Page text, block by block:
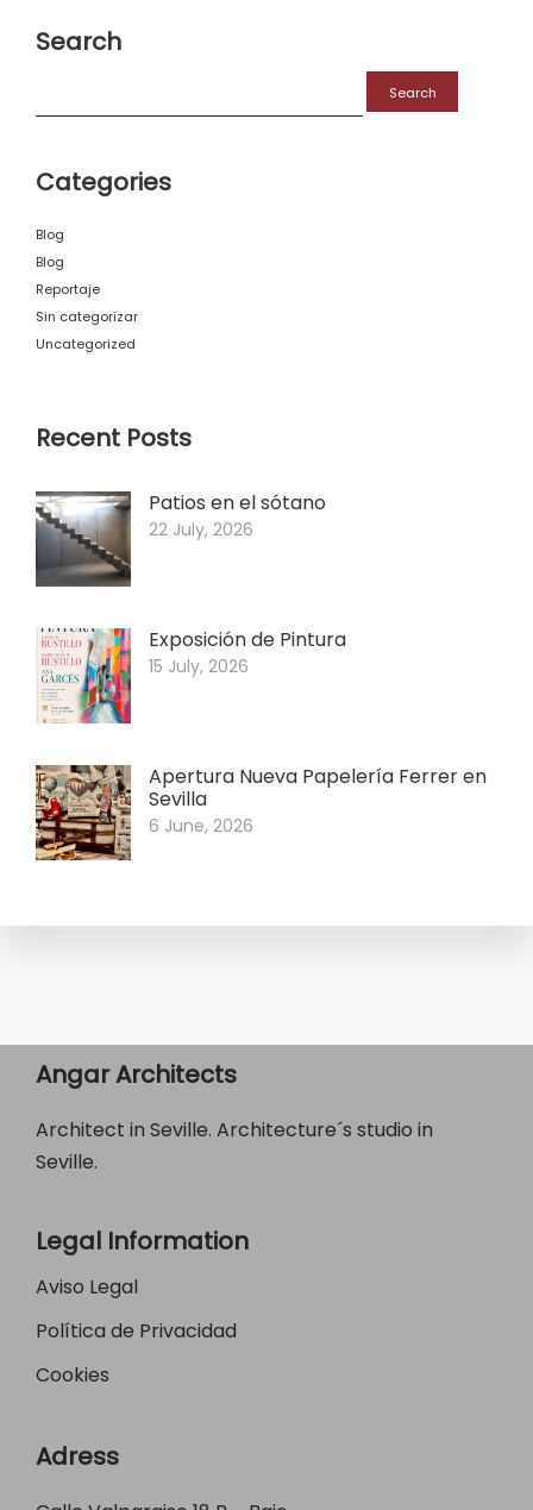
Search
Categories
Blog
Blog
Reportaje
Sin categorizar
Uncategorized
Recent Posts
Patios en el sótano
22 July, 2026
Exposición de Pintura
15 July, 2026
Apertura Nueva Papelería Ferrer en
Sevilla
6 June, 2026
Angar Architects
Architect in Seville. Architecture´s studio in
Seville.
Legal Information
Aviso Legal
Política de Privacidad
Cookies
Adress